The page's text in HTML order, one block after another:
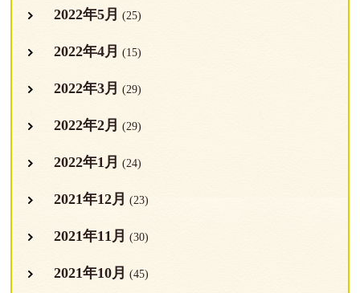
2022年5月 (25)
2022年4月 (15)
2022年3月 (29)
2022年2月 (29)
2022年1月 (24)
2021年12月 (23)
2021年11月 (30)
2021年10月 (45)